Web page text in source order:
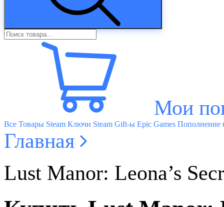
Мои
Все Товары Steam Ключи Steam Gift-ы Epic Games Пополнение
Главная
Lust Manor: Leona’s